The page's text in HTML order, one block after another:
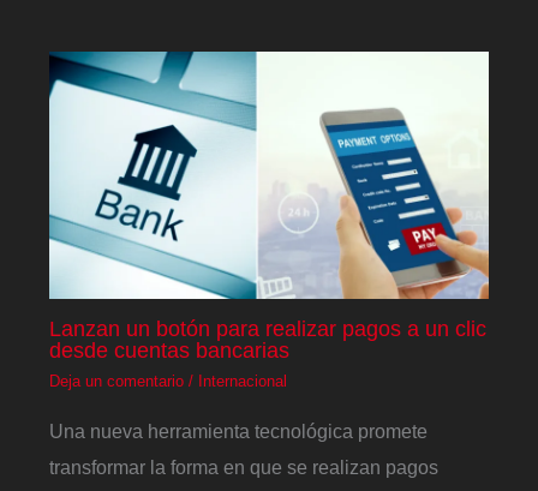
Lanzan un botón para realizar pagos a un clic
desde cuentas bancarias
Deja un comentario / Internacional
Una nueva herramienta tecnológica promete
transformar la forma en que se realizan pagos